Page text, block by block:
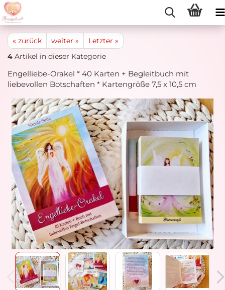
« zurück weiter »
Letzter »
4 Artikel in dieser Kategorie
Engelliebe-Orakel * 40 Karten + Begleitbuch mit
liebevollen Botschaften * Kartengröße 7,5 x 10,5 cm